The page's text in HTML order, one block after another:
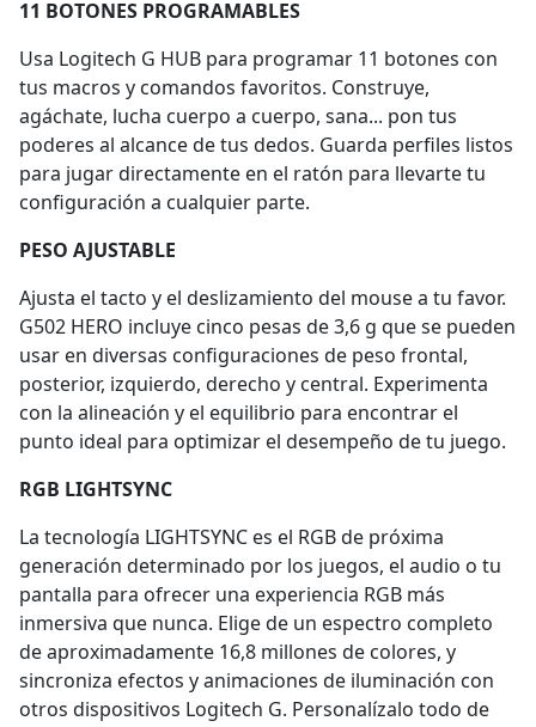
11 BOTONES PROGRAMABLES
Usa Logitech G HUB para programar 11 botones con
tus macros y comandos favoritos. Construye,
agáchate, lucha cuerpo a cuerpo, sana... pon tus
poderes al alcance de tus dedos. Guarda perfiles listos
para jugar directamente en el ratón para llevarte tu
configuración a cualquier parte.
PESO AJUSTABLE
Ajusta el tacto y el deslizamiento del mouse a tu favor.
G502 HERO incluye cinco pesas de 3,6 g que se pueden
usar en diversas configuraciones de peso frontal,
posterior, izquierdo, derecho y central. Experimenta
con la alineación y el equilibrio para encontrar el
punto ideal para optimizar el desempeño de tu juego.
RGB LIGHTSYNC
La tecnología LIGHTSYNC es el RGB de próxima
generación determinado por los juegos, el audio o tu
pantalla para ofrecer una experiencia RGB más
inmersiva que nunca. Elige de un espectro completo
de aproximadamente 16,8 millones de colores, y
sincroniza efectos y animaciones de iluminación con
otros dispositivos Logitech G. Personalízalo todo de